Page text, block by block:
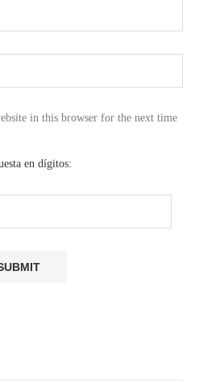
in this browser for the next time
en dígitos: